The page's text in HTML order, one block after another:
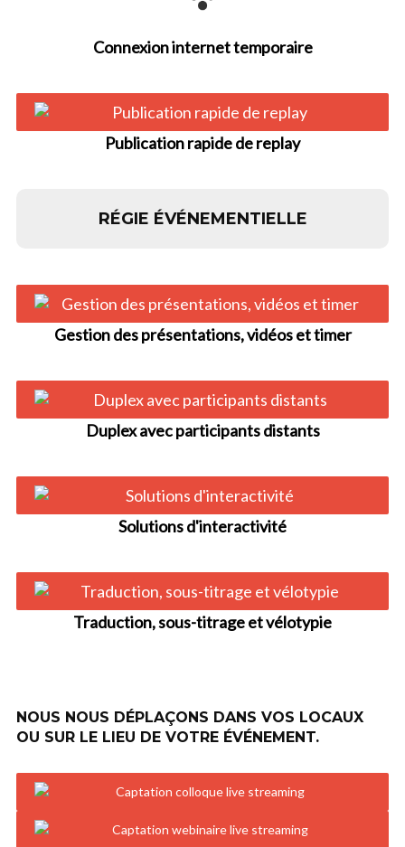
Connexion internet temporaire
Publication rapide de replay
RÉGIE ÉVÉNEMENTIELLE
Gestion des présentations, vidéos et timer
Duplex avec participants distants
Solutions d'interactivité
Traduction, sous-titrage et vélotypie
NOUS NOUS DÉPLAÇONS DANS VOS LOCAUX
OU SUR LE LIEU DE VOTRE ÉVÉNEMENT.